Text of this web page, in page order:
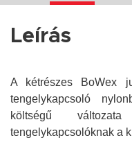
Leírás
A kétrészes BoWex
tengelykapcsoló
költségű
tengelykapcsolóknak a